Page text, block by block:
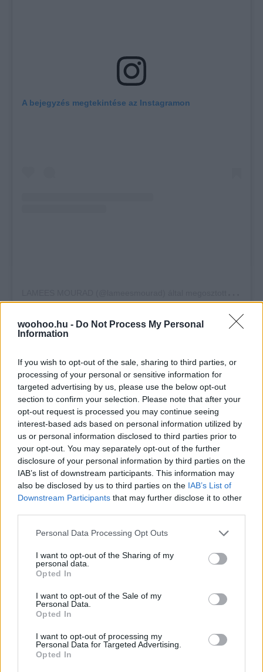
woohoo.hu - Do Not Process My Personal
Information
If you wish to opt-out of the sale, sharing to third parties, or
processing of your personal or sensitive information for
targeted advertising by us, please use the below opt-out
section to confirm your selection. Please note that after your
opt-out request is processed you may continue seeing
interest-based ads based on personal information utilized by
us or personal information disclosed to third parties prior to
your opt-out. You may separately opt-out of the further
disclosure of your personal information by third parties on the
IAB’s list of downstream participants. This information may
also be disclosed by us to third parties on the IAB’s List of
Downstream Participants that may further disclose it to other
Please note that this website/app uses one or more Google
not limited to your visit or usage behaviour. You may click to
grant or deny consent to Google and its third-party tags to
use your data for below specified purposes in below Google
consent section.
Personal Data Processing Opt Outs
I want to opt-out of the Sharing of my
personal data.
Opted In
I want to opt-out of the Sale of my
Personal Data.
Opted In
I want to opt-out of processing my
Personal Data for Targeted Advertising.
Opted In
A bejegyzés megtekintése az Instagramon
Bézs: Reserved 18995 Forint ;Fekete: Mango 11990
Forint
Kék: Zara 11595 Forint
tűnik, idén nyáron sem kell, hogy csillapodjon. A
tavaszi/nyári kifutókon számos légies ruhát és
szürke ezernyi árnyalatában pompáztak. Ha a
trendet hordható módon szeretnénk viselni,
válasszunk egy áttetsző réteggel ellátott szoknyát,
amit basic pólókkal párosíthatunk, vagy egy